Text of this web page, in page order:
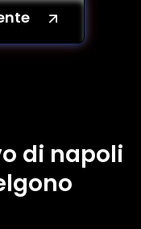
di napoli